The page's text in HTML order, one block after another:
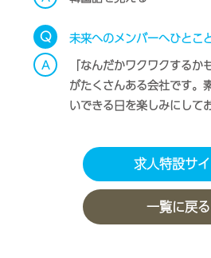
Q
未来へのメンバーへひとこ
A
「なんだかワクワクするか
がたくさんある会社です。
いできる日を楽しみにして
求人特設サ
一覧に戻る